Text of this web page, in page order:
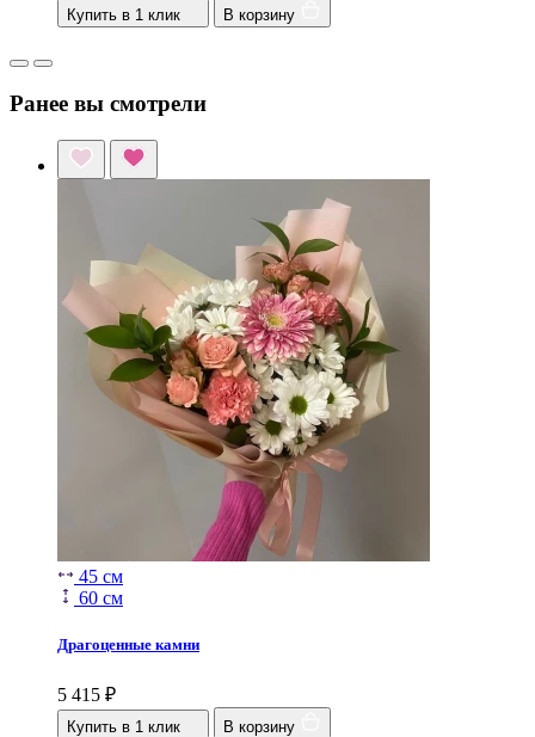
Купить в 1 клик В корзину
Ранее вы смотрели
45 см
60 см
Драгоценные камни
5 415 ₽
Купить в 1 клик В корзину